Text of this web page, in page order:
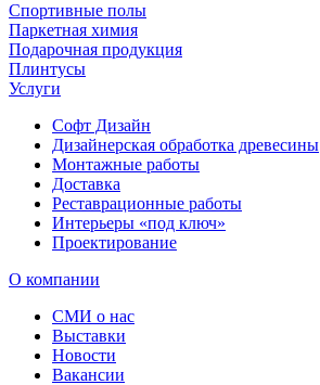
Спортивные полы
Паркетная химия
Подарочная продукция
Плинтусы
Услуги
Софт Дизайн
Дизайнерская обработка древесины
Монтажные работы
Доставка
Реставрационные работы
Интерьеры «под ключ»
Проектирование
О компании
СМИ о нас
Выставки
Новости
Вакансии